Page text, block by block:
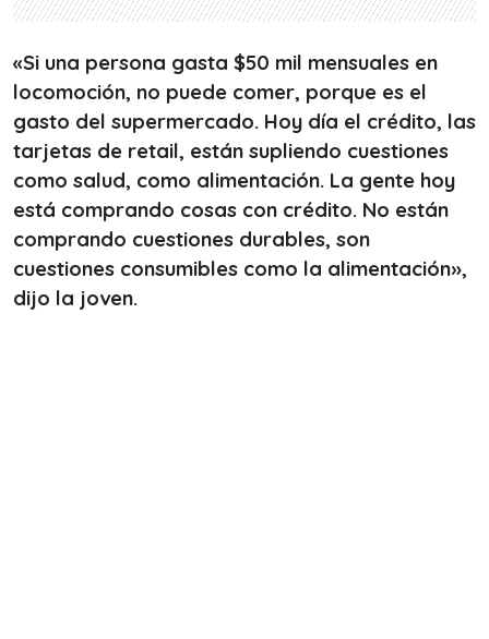
«Si una persona gasta $50 mil mensuales en
locomoción, no puede comer, porque es el
gasto del supermercado. Hoy día el crédito, las
tarjetas de retail, están supliendo cuestiones
como salud, como alimentación. La gente hoy
está comprando cosas con crédito. No están
comprando cuestiones durables, son
cuestiones consumibles como la alimentación»,
dijo la joven.